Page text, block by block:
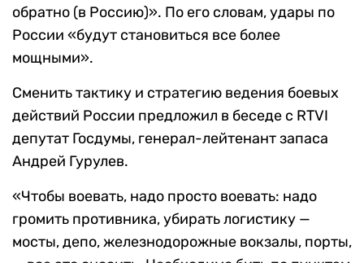
обратно (в Россию)». По его словам, удары по
России «будут становиться все более
мощными».
Сменить тактику и стратегию ведения боевых
действий России предложил в беседе с RTVI
депутат Госдумы, генерал-лейтенант запаса
Андрей Гурулев.
«Чтобы воевать, надо просто воевать: надо
громить противника, убирать логистику —
мосты, депо, железнодорожные вокзалы, порты,